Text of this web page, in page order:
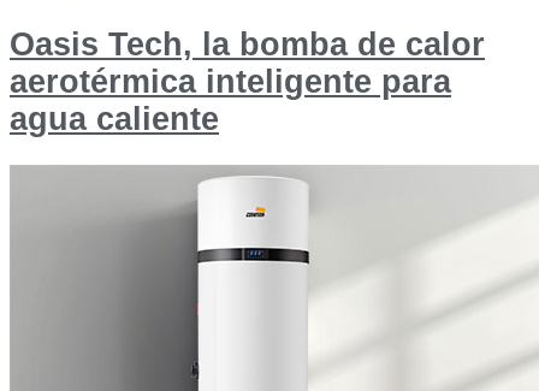
Oasis Tech, la bomba de calor
aerotérmica inteligente para
agua caliente